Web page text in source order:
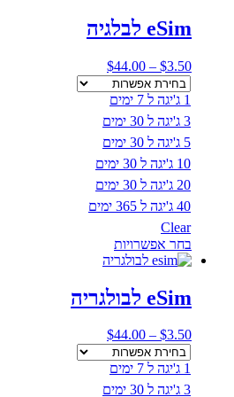
מספר
סוגים.
לבחור
את
האפשרויות
בעמוד
eSim לבלגיה
$3.50
–
$44.00 טווח
מחירים:
1 ג'יגה ל 7 ימים
3 ג'יגה ל 30 ימים
5 ג'יגה ל 30 ימים
10 ג'יגה ל 30 ימים
20 ג'יגה ל 30 ימים
40 ג'יגה ל 365 ימים
Clear
בחר אפשרויות
זה
מספר
סוגים.
לבחור
את
האפשרויות
בעמוד
eSim לבולגריה
$3.50
–
$44.00 טווח
מחירים:
עד
1 ג'יגה ל 7 ימים
3 ג'יגה ל 30 ימים